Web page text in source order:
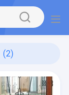
(2)